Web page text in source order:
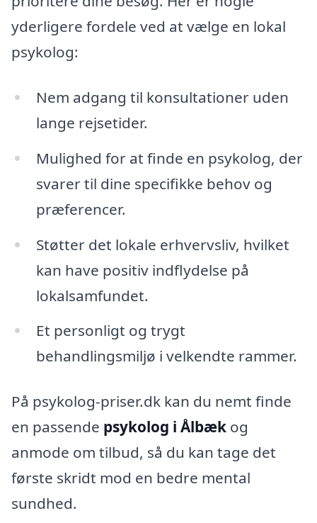
yderligere fordele ved at vælge en lokal
psykolog:
Nem adgang til konsultationer uden
lange rejsetider.
Mulighed for at finde en psykolog, der
svarer til dine specifikke behov og
præferencer.
Støtter det lokale erhvervsliv, hvilket
kan have positiv indflydelse på
lokalsamfundet.
Et personligt og trygt
behandlingsmiljø i velkendte rammer.
På psykolog-priser.dk kan du nemt finde
en passende psykolog i Ålbæk og
anmode om tilbud, så du kan tage det
første skridt mod en bedre mental
sundhed.